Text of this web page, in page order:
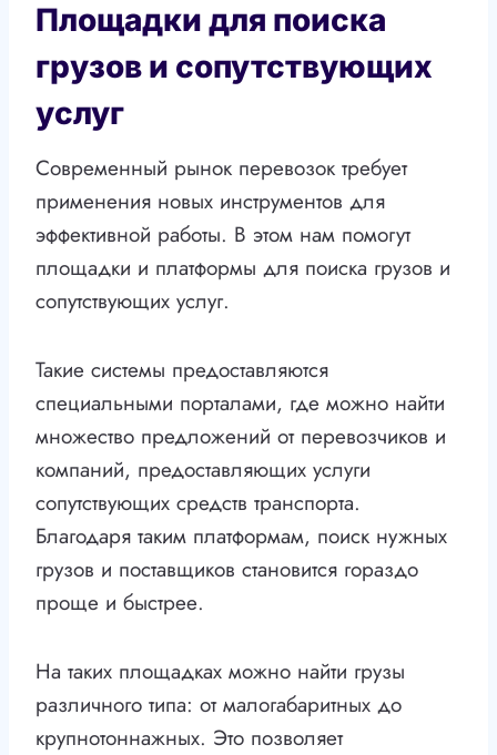
Площадки для поиска
грузов и сопутствующих
услуг
Современный рынок перевозок требует
применения новых инструментов для
эффективной работы. В этом нам помогут
площадки и платформы для поиска грузов и
сопутствующих услуг.
Такие системы предоставляются
специальными порталами, где можно найти
множество предложений от перевозчиков и
компаний, предоставляющих услуги
сопутствующих средств транспорта.
Благодаря таким платформам, поиск нужных
грузов и поставщиков становится гораздо
проще и быстрее.
На таких площадках можно найти грузы
различного типа: от малогабаритных до
крупнотоннажных. Это позволяет